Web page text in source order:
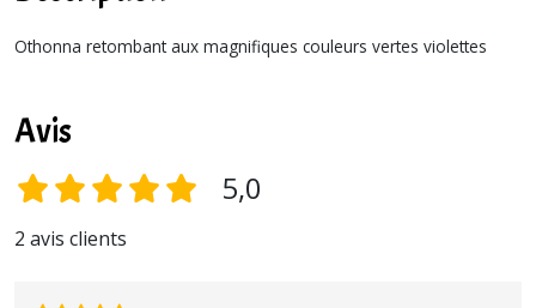
Othonna retombant aux magnifiques couleurs vertes violettes
Avis
5,0
2 avis clients